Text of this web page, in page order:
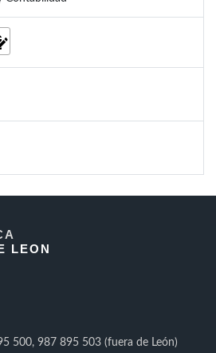
LEON
500, 987 895 503 (fuera de León)